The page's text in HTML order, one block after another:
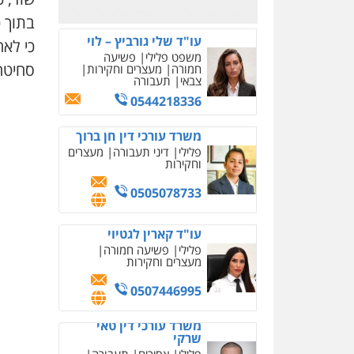
עו"ד שלי גורביץ – לוי
משפט פלילי פשיעה
חמורה מעצרים וחקירות
צבאי תעבורה
0544218336
משרד עורכי דין חן ברוך
פלילי דיני תעבורה מעצרים
וחקירות
0505078733
עו"ד קארין לגטיוי
פלילי פשיעה חמורה
מעצרים וחקירות
0507446995
משרד עורכי דין טאי
שרקי
כי